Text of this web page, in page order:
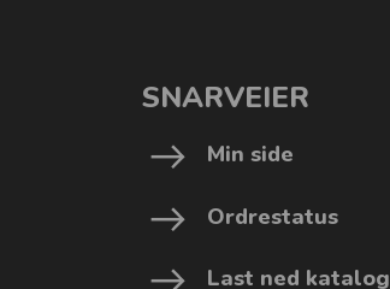
SNARVEIER
Min side
Ordrestatus
Last ned katalog